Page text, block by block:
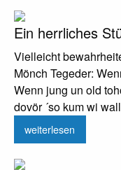
Ein herrliches
Vielleicht
Mönch Tegeder:
Wenn jung un old
dovör ´so kum wi
weiterlesen